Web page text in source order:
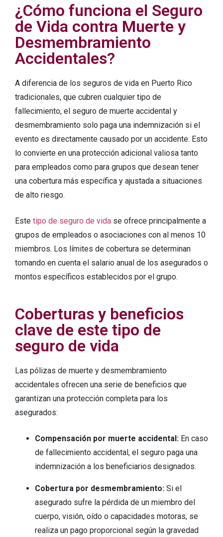
¿Cómo funciona el Seguro
de Vida contra Muerte y
Desmembramiento
Accidentales?
A diferencia de los seguros de vida en Puerto Rico
tradicionales, que cubren cualquier tipo de
fallecimiento, el seguro de muerte accidental y
desmembramiento solo paga una indemnización si el
evento es directamente causado por un accidente. Esto
lo convierte en una protección adicional valiosa tanto
para empleados como para grupos que desean tener
una cobertura más específica y ajustada a situaciones
de alto riesgo.
Este tipo de seguro de vida se ofrece principalmente a
grupos de empleados o asociaciones con al menos 10
miembros. Los límites de cobertura se determinan
tomando en cuenta el salario anual de los asegurados o
montos específicos establecidos por el grupo.
Coberturas y beneficios
clave de este tipo de
seguro de vida
Las pólizas de muerte y desmembramiento
accidentales ofrecen una serie de beneficios que
garantizan una protección completa para los
asegurados:
Compensación por muerte accidental: En caso
de fallecimiento accidental, el seguro paga una
indemnización a los beneficiarios designados.
Cobertura por desmembramiento: Si el
asegurado sufre la pérdida de un miembro del
cuerpo, visión, oído o capacidades motoras, se
realiza un pago proporcional según la gravedad